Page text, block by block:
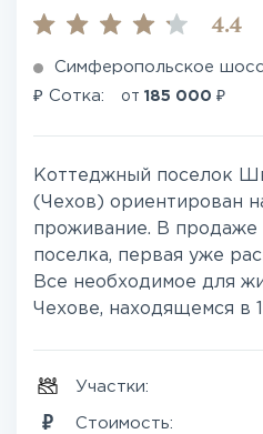
4.4
Симферопольское
₽ Сотка: от 185 000 ₽
Коттеджный поселок
(Чехов) ориентирован
проживание. В продаже
поселка, первая уже
Все необходимое для
Чехове, находящемся в
Участки:
Стоимость: